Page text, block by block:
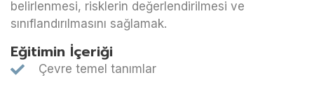
belirlenmesi, risklerin değerlendirilmesi ve
sınıflandırılmasını sağlamak.
Eğitimin İçeriği
Çevre temel tanımlar